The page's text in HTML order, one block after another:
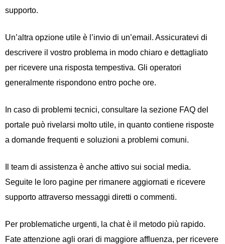
supporto.
Un’altra opzione utile è l’invio di un’email. Assicuratevi di
descrivere il vostro problema in modo chiaro e dettagliato
per ricevere una risposta tempestiva. Gli operatori
generalmente rispondono entro poche ore.
In caso di problemi tecnici, consultare la sezione FAQ del
portale può rivelarsi molto utile, in quanto contiene risposte
a domande frequenti e soluzioni a problemi comuni.
Il team di assistenza è anche attivo sui social media.
Seguite le loro pagine per rimanere aggiornati e ricevere
supporto attraverso messaggi diretti o commenti.
Per problematiche urgenti, la chat è il metodo più rapido.
Fate attenzione agli orari di maggiore affluenza, per ricevere